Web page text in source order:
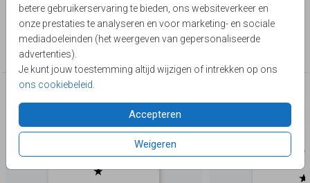
betere gebruikerservaring te bieden, ons websiteverkeer en
onze prestaties te analyseren en voor marketing- en sociale
mediadoeleinden (het weergeven van gepersonaliseerde
advertenties).
Je kunt jouw toestemming altijd wijzigen of intrekken op ons
ons cookiebeleid
Accepteren
Weigeren
jutte kader en wit hout.
Collectie
Adoptiekaartjes